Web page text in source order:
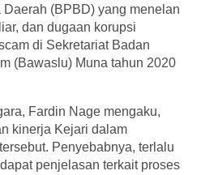
(BPBD) yang menelan
dan dugaan korupsi
di Sekretariat Badan
(Bawaslu) Muna tahun 2020
Fardin Nage mengaku,
kinerja Kejari dalam
Penyebabnya, terlalu
penjelasan terkait proses